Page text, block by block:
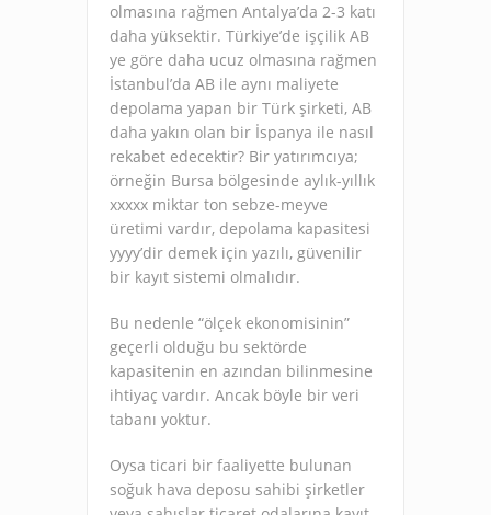
olmasına rağmen Antalya’da 2-3 katı
daha yüksektir. Türkiye’de işçilik AB
ye göre daha ucuz olmasına rağmen
İstanbul’da AB ile aynı maliyete
depolama yapan bir Türk şirketi, AB
daha yakın olan bir İspanya ile nasıl
rekabet edecektir? Bir yatırımcıya;
örneğin Bursa bölgesinde aylık-yıllık
xxxxx miktar ton sebze-meyve
üretimi vardır, depolama kapasitesi
yyyy’dir demek için yazılı, güvenilir
bir kayıt sistemi olmalıdır.
Bu nedenle “ölçek ekonomisinin”
geçerli olduğu bu sektörde
kapasitenin en azından bilinmesine
ihtiyaç vardır. Ancak böyle bir veri
tabanı yoktur.
Oysa ticari bir faaliyette bulunan
soğuk hava deposu sahibi şirketler